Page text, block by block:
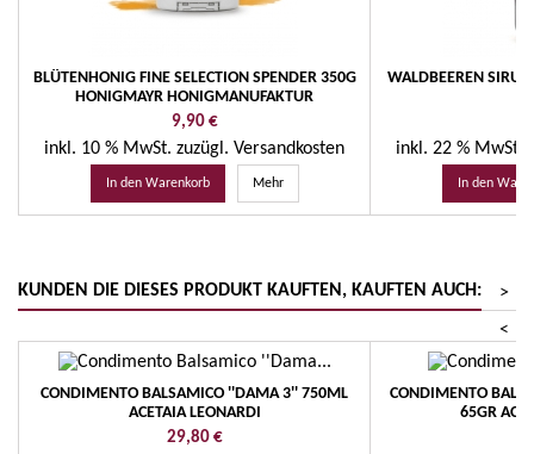
BLÜTENHONIG FINE SELECTION SPENDER 350G
HONIGMAYR HONIGMANUFAKTUR
Preis
9,90 €
inkl. 10 % MwSt. zuzügl. Versandkosten
In den Warenkorb Mehr
WALDBEEREN
inkl. 22 % MwSt.
In den
KUNDEN DIE DIESES PRODUKT KAUFTEN, KAUFTEN AUCH:
>
<
CONDIMENTO BALSAMICO ''DAMA 3'' 750ML
ACETAIA LEONARDI
Preis
29,80 €
CONDIMENTO
65GR